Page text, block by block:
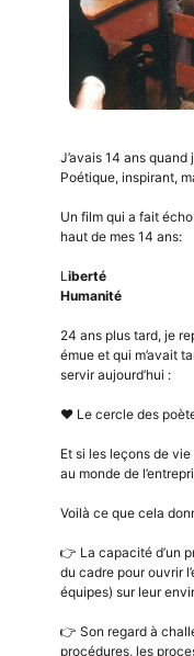
J’avais 14 ans
Poétique, inspirant,
Un film qui a fait
haut de mes 14 ans:
Liberté
Humanité
24 ans plus tard, je
émue et qui m’avait
servir aujourd’hui :
♥️ Le cercle des
Et si les leçons de
au monde de
Voilà ce que cela
👉 La capacité d’un
du cadre pour ouvrir
équipes) sur leur
👉 Son regard à
procédures, les